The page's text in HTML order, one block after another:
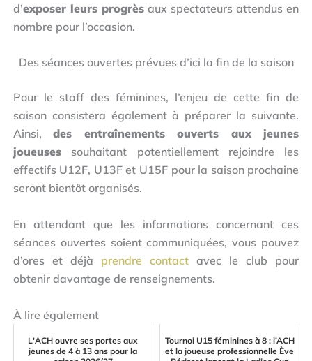
d’exposer leurs progrèsaux spectateurs attendus en
nombre pour l’occasion.
Des séances ouvertes prévues d’ici la fin de la saison
Pour le staff des féminines, l’enjeu de cette fin de
saison consistera également à préparer la suivante.
Ainsi,des entraînements ouverts aux jeunes
joueusessouhaitant potentiellement rejoindre les
effectifs U12F, U13F et U15F pour la saison prochaine
seront bientôt organisés.
En attendant que les informations concernant ces
séances ouvertes soient communiquées, vous pouvez
d’ores et déjà prendre contact avec le club pour
obtenir davantage de renseignements.
À lire également
L'ACH ouvre ses portes aux
jeunes de 4 à 13 ans pour la
Tournoi U15 féminines à 8 : l’ACH
et la joueuse professionnelle Ève